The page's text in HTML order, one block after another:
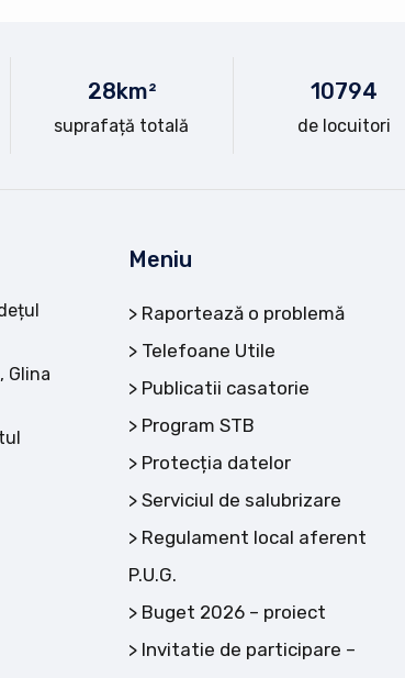
28km²
suprafață totală
10794
de locuitori
Glina
Meniu
Raportează o problemă
Telefoane Utile
Publicatii casatorie
Program STB
Protecția datelor
Serviciul de salubrizare
Regulament local aferent
P.U.G.
Buget 2026 – proiect
Invitatie de participare –